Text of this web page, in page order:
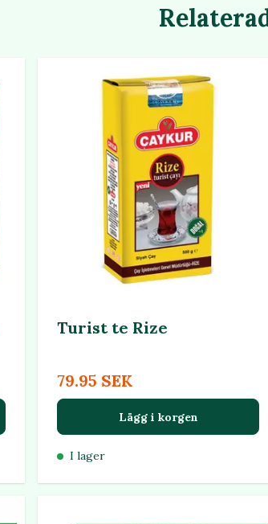
Turist te Rize
79.95 SEK
Lägg i korgen
I lager